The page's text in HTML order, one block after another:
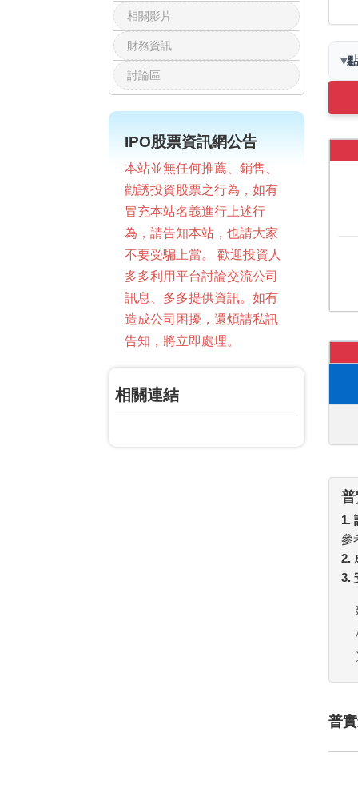
相關影片
財務資訊
討論區
IPO股票資訊網公告
本站並無任何推薦、銷售、
勸誘投資股票之行為，如有
冒充本站名義進行上述行
為，請告知本站，也請大家
不要受騙上當。 歡迎投資人
多多利用平台討論交流公司
訊息、多多提供資訊。如有
造成公司困擾，還煩請私訊
告知，將立即處理。
相關連結
▾
1.
參
2.
3.
普